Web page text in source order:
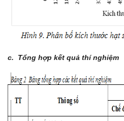
c. Tổng hợp kết quả thí nghiệm